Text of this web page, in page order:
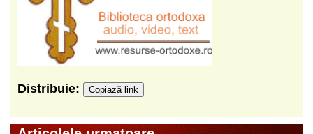
Distribuie: Copiază link